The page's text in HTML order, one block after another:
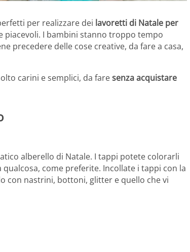
per realizzare dei lavoretti di Natale per
piacevoli. I bambini stanno troppo tempo
precedere delle cose creative, da fare a casa,
carini e semplici, da faresenza acquistare
alberello di Natale. I tappi potete colorarli
come preferite. Incollate i tappi con la
con nastrini, bottoni, glitter e quello che vi